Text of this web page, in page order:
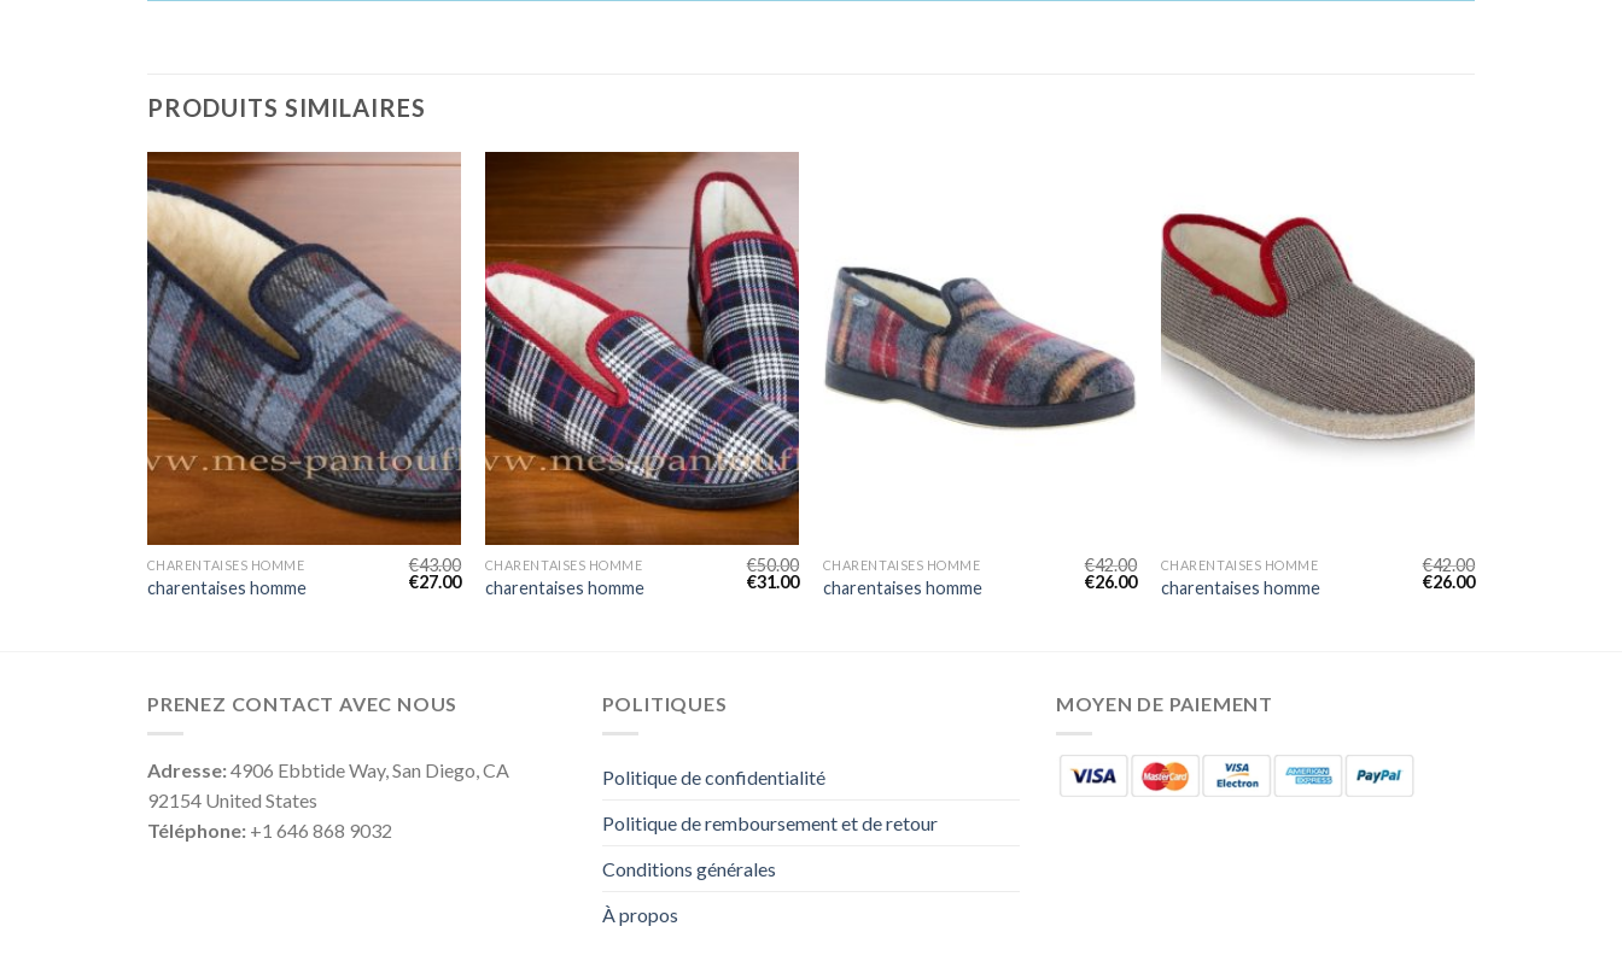
PRODUITS SIMILAIRES
CHARENTAISES HOMME
charentaises homme
€43.00
€27.00
CHARENTAISES HOMME
charentaises homme
€50.00
€31.00
CHARENTAISES HOMME
charentaises homme
€42.00
€26.00
CHARENTAISES HOMME
charentaises homme
€42.00
€26.00
PRENEZ CONTACT AVEC NOUS
Adresse:4906 Ebbtide Way, San Diego, CA
92154 United States
Téléphone: +1 646 868 9032
POLITIQUES
Politique de confidentialité
Politique de remboursement et de retour
Conditions générales
À propos
MOYEN DE PAIEMENT